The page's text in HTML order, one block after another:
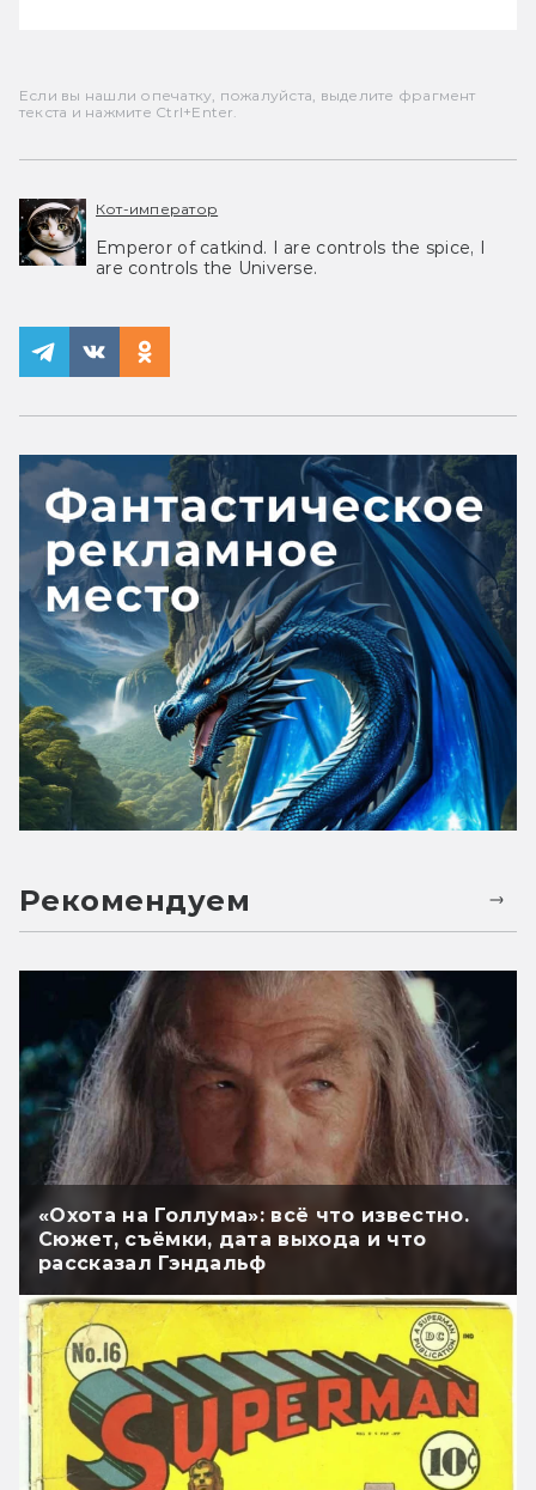
Если вы нашли опечатку, пожалуйста, выделите фрагмент
текста и нажмите Ctrl+Enter.
Кот-император
Emperor of catkind. I are controls the spice, I
are controls the Universe.
Рекомендуем
«Охота на Голлума»: всё что известно.
Сюжет, съёмки, дата выхода и что
рассказал Гэндальф